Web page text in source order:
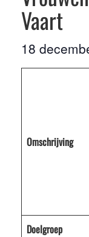
Vaart
18
Omschrijving
Doelgroep